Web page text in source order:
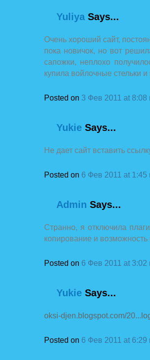
Yuliya Says...
Очень хороший сайт,
пока новичок, но вот
сапожки, неплохо
купила войлочные стельки
Posted on 3 Фев 2011 at 8:08
Yukie Says...
Не дает сайт вставить
Posted on 6 Фев 2011 at 1:45
Admin Says...
Странно, я отключила
копирование и
Posted on 6 Фев 2011 at 3:02
Yukie Says...
oksi-djen.blogspot.com/
Posted on 6 Фев 2011 at 6:29